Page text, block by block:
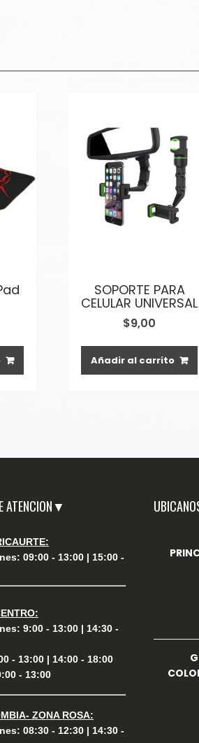
SOPORTE PARA
CELULAR UNIVERSAL
$9,00
Añadir al carrito
ATENCION▼
09:00 - 13:00 | 15:00 -
9:00 - 13:00 | 14:30 -
- 13:00 | 14:00 - 18:00
- 13:00
ZONA ROSA:
08:30 - 12:30 | 14:30 -